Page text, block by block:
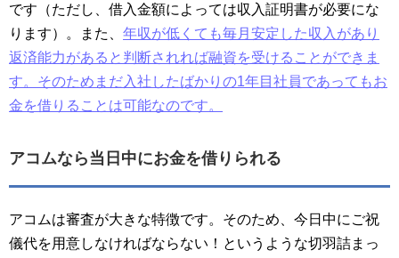
です（ただし、借入金額によっては収入証明書が必要にな
ります）。また、 年収が低くても毎月安定した収入があり
返済能力があると判断されれば融資を受けることができま
す。そのためまだ入社したばかりの1年目社員であってもお
金を借りることは可能なのです。
アコムなら当日中にお金を借りられる
アコムは審査が大きな特徴です。そのため、今日中にご祝
儀代を用意しなければならない！というような切羽詰まっ